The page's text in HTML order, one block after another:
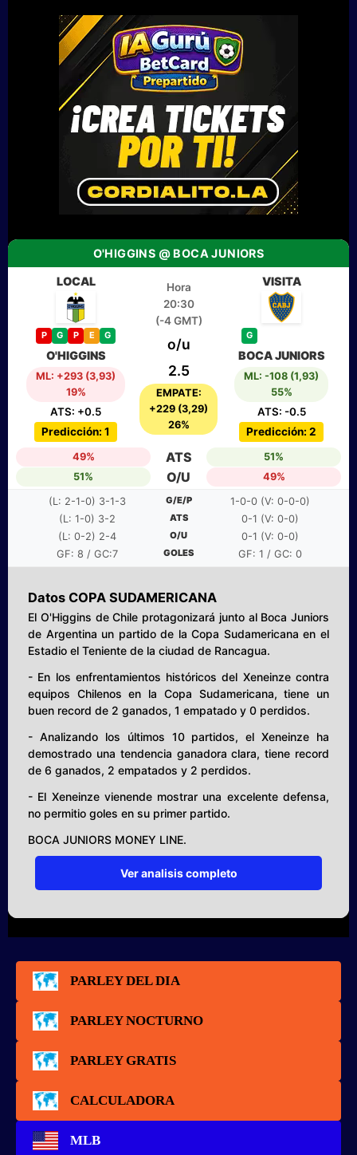
O'HIGGINS @ BOCA JUNIORS
LOCAL
P G P E G
O'HIGGINS
ML: +293 (3,93)
19%
ATS: +0.5
Predicción: 1
Hora
20:30
(-4 GMT)
o/u
2.5
EMPATE:
+229 (3,29)
26%
VISITA
G
BOCA JUNIORS
ML: -108 (1,93)
55%
ATS: -0.5
Predicción: 2
49% ATS
51%
51%
O/U 49%
(L: 2-1-0) 3-1-3 G/E/P
1-0-0 (V: 0-0-0)
(L: 1-0) 3-2
ATS
0-1 (V: 0-0)
(L: 0-2) 2-4
O/U
0-1 (V: 0-0)
GF: 8 / GC:7
GOLES GF: 1 / GC: 0
Datos COPA SUDAMERICANA
El O'Higgins de Chile protagonizará junto al Boca Juniors
de Argentina un partido de la Copa Sudamericana en el
Estadio el Teniente de la ciudad de Rancagua.
- En los enfrentamientos históricos del Xeneinze contra
equipos Chilenos en la Copa Sudamericana, tiene un
buen record de 2 ganados, 1 empatado y 0 perdidos.
- Analizando los últimos 10 partidos, el Xeneinze ha
demostrado una tendencia ganadora clara, tiene record
de 6 ganados, 2 empatados y 2 perdidos.
- El Xeneinze vienende mostrar una excelente defensa,
no permitio goles en su primer partido.
BOCA JUNIORS MONEY LINE.
Ver analisis completo
PARLEY DEL DIA
PARLEY NOCTURNO
PARLEY GRATIS
CALCULADORA
MLB